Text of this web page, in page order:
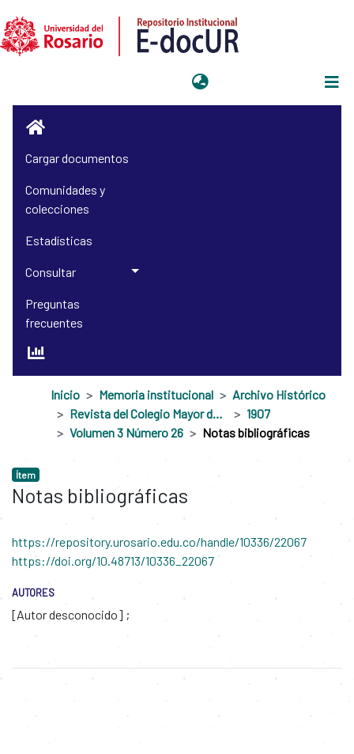
Cargar documentos
Comunidades y
colecciones
Estadísticas
Consultar
Preguntas
frecuentes
Inicio Memoria institucional
Archivo Histórico
Revista del Colegio Mayor de Nuestra Señora del Rosario
1907
Volumen 3 Número 26
Notas bibliográficas
Ítem
Notas bibliográficas
https://repository.urosario.edu.co/handle/10336/22067
https://doi.org/10.48713/10336_22067
AUTORES
[Autor desconocido]